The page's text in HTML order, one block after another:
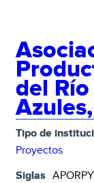
del
Tipo de
Proyectos
Siglas